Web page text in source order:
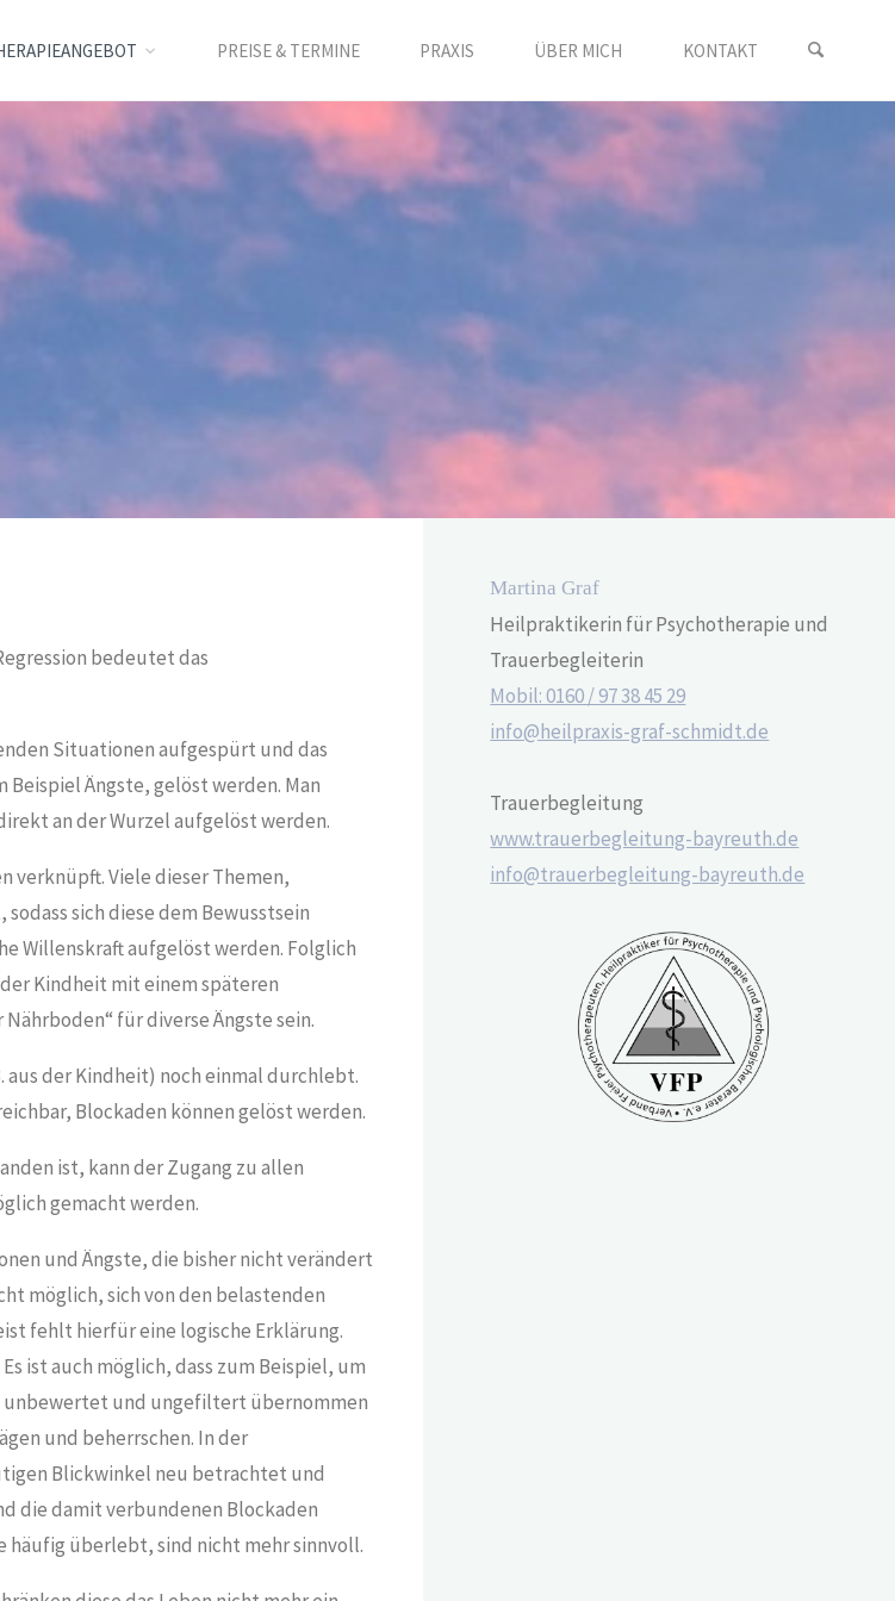
PREISE & TERMINE PRAXIS ÜBER MICH KONTAKT
bedeutet das
Situationen aufgespürt und das
Ängste, gelöst werden. Man
an der Wurzel aufgelöst werden.
verknüpft. Viele dieser Themen,
sich diese dem Bewusstsein
Willenskraft aufgelöst werden. Folglich
Kindheit mit einem späteren
für diverse Ängste sein.
aus der Kindheit) noch einmal durchlebt.
Blockaden können gelöst werden.
ist, kann der Zugang zu allen
gemacht werden.
und Ängste, die bisher nicht verändert
möglich, sich von den belastenden
fehlt hierfür eine logische Erklärung.
ist auch möglich, dass zum Beispiel, um
unbewertet und ungefiltert übernommen
und beherrschen. In der
Blickwinkel neu betrachtet und
die damit verbundenen Blockaden
häufig überlebt, sind nicht mehr sinnvoll.
Martina Graf
Heilpraktikerin für Psychotherapie und
Trauerbegleiterin
Mobil: 0160 / 97 38 45 29
info@heilpraxis-graf-schmidt.de
Trauerbegleitung
www.trauerbegleitung-bayreuth.de
info@trauerbegleitung-bayreuth.de